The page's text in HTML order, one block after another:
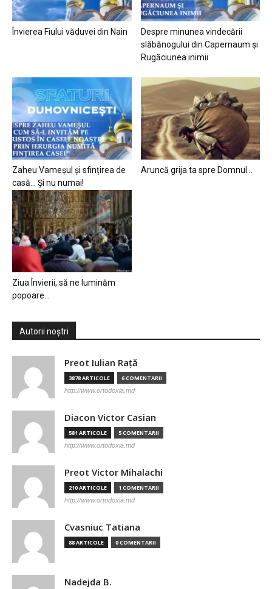
Învierea Fiului văduvei din Nain
Despre minunea vindecării
slăbănogului din Capernaum și
Rugăciunea inimii
Zaheu Vameșul și sfințirea de
casă… Și nu numai!
Aruncă grija ta spre Domnul…
Ziua Învierii, să ne luminăm
popoare…
Autorii noștri
Preot Iulian Raţă
3878 ARTICOLE 6 COMENTARII
http://www.ortodoxia.md
Diacon Victor Casian
581 ARTICOLE 5 COMENTARII
http://www.ortodoxia.md
Preot Victor Mihalachi
210 ARTICOLE 1 COMENTARII
http://www.ortodoxia.md
Cvasniuc Tatiana
88 ARTICOLE 0 COMENTARII
Nadejda B.